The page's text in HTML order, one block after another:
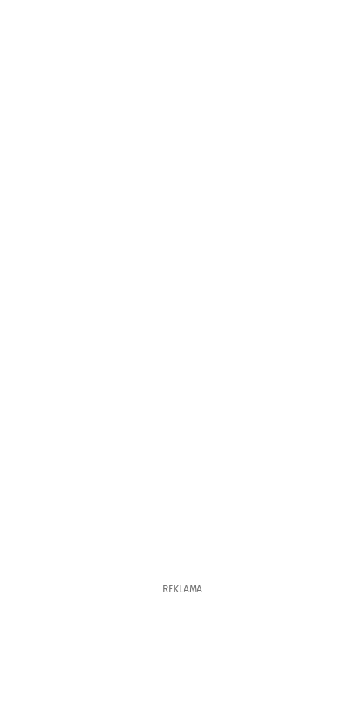
REKLAMA